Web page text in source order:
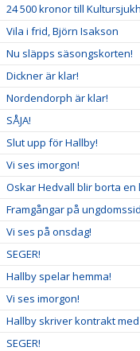
24 500 kronor till
Vila i frid, Björn Isakson
Nu släpps säsongskorten!
Dickner är klar!
Nordendorph är klar!
SÅJA!
Slut upp för Hallby!
Vi ses imorgon!
Oskar Hedvall blir borta en
Framgångar på
Vi ses på onsdag!
SEGER!
Hallby spelar hemma!
Vi ses imorgon!
Hallby skriver kontrakt med
SEGER!